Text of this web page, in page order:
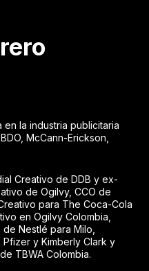
la industria publicitaria
McCann-Erickson,
Creativo de DDB y ex-
de Ogilvy, CCO de
para The Coca-Cola
en Ogilvy Colombia,
Nestlé para Milo,
y Kimberly Clark y
TBWA Colombia.